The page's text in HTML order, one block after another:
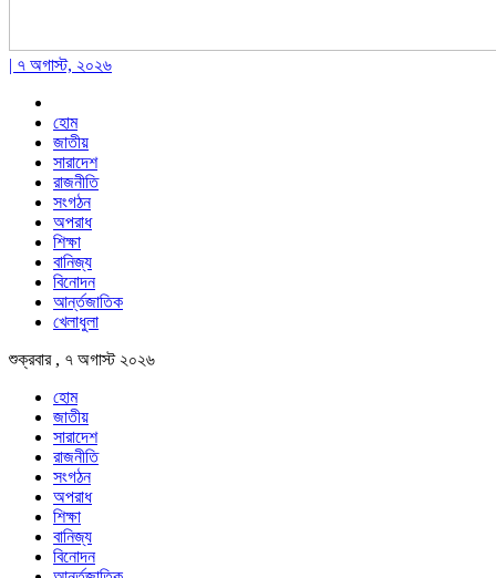
| ৭ অগাস্ট, ২০২৬
হোম
জাতীয়
সারাদেশ
রাজনীতি
সংগঠন
অপরাধ
শিক্ষা
বানিজ্য
বিনোদন
আর্ন্তজাতিক
খেলাধুলা
শুক্রবার , ৭ অগাস্ট ২০২৬
হোম
জাতীয়
সারাদেশ
রাজনীতি
সংগঠন
অপরাধ
শিক্ষা
বানিজ্য
বিনোদন